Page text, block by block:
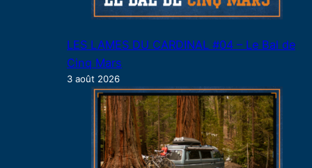
LES LAMES DU CARDINAL #04 – Le Bal de
Cinq Mars
3 août 2026